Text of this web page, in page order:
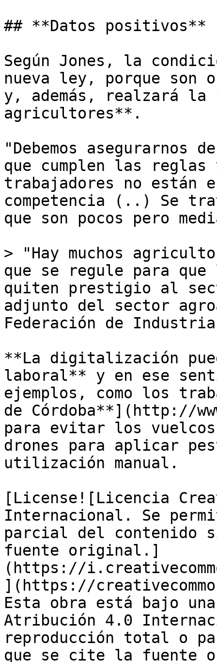
## **Datos positivos**
Según Jones, la
nueva ley, porque son
y, además, realzará la
agricultores**.
"Debemos asegurarnos
que cumplen las
trabajadores no están
competencia (..) Se
que son pocos pero
> "Hay muchos
que se regule para
quiten prestigio al
adjunto del sector
Federación de
**La digitalización
laboral** y en ese
ejemplos, como los
de Córdoba**](http://
para evitar los
drones para aplicar
utilización manual.
[License![Licencia
Internacional. Se
parcial del contenido
fuente original.]
(https://
](https://
Esta obra está bajo
Atribución 4.0
reproducción total o
que se cite la fuente